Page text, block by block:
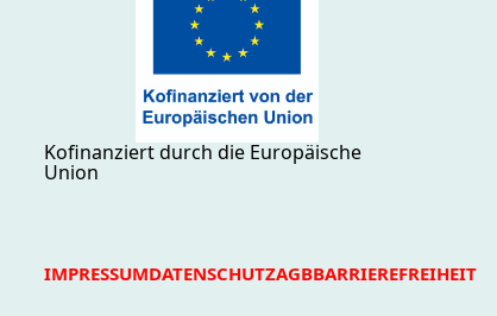
Kofinanziert durch die Europäische
Union
IMPRESSUMDATENSCHUTZAGBBARRIEREFREIHEIT